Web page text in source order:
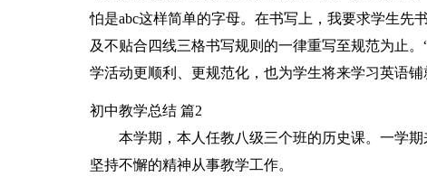
怕是abc这样简单的字母。在书写上，我要求学生先
及不贴合四线三格书写规则的一律重写至规范为止
学活动更顺利、更规范化，也为学生将来学习英语铺
初中教学总结 篇2
本学期，本人任教八级三个班的历史课。一学
坚持不懈的精神从事教学工作。